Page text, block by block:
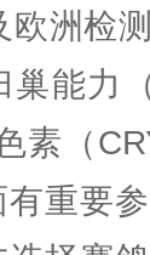
洲检
能力
素（
重要